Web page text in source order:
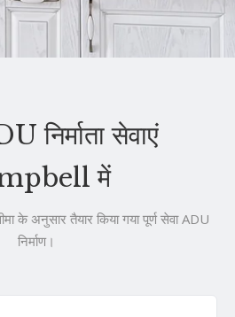
निर्माता सेवाएं
में
अनुसार तैयार किया गया पूर्ण सेवा ADU
निर्माण।